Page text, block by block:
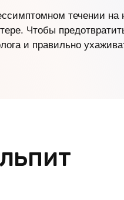
течении на
Чтобы
и правильно